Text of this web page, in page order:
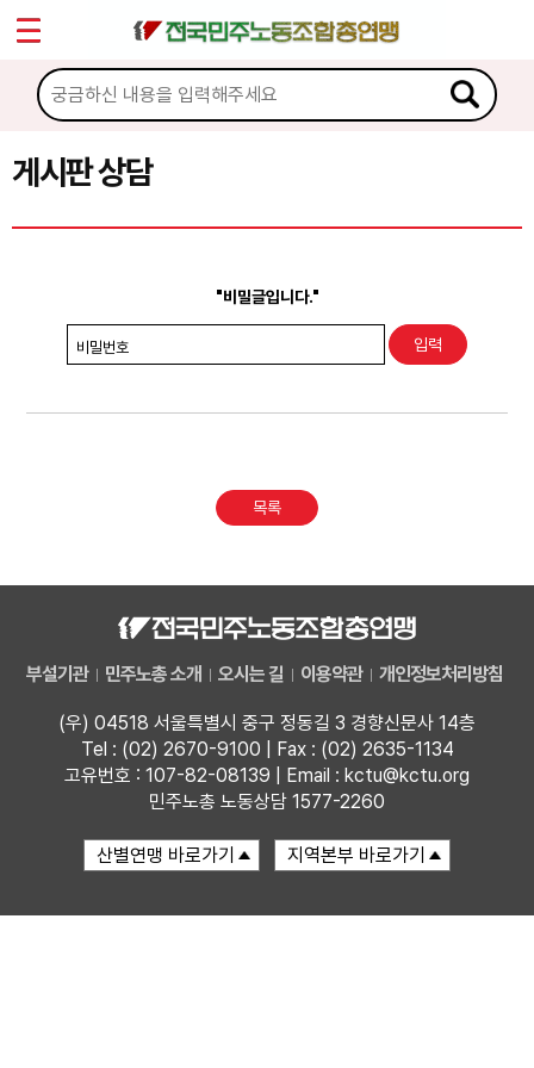
게시판 상담
"비밀글입니다."
비밀번호
목록
부설기관 민주노총 소개 오시는 길 이용약관 개인정보처리방침
(우) 04518 서울특별시 중구 정동길 3 경향신문사 14층
Tel : (02) 2670-9100 | Fax : (02) 2635-1134
고유번호 : 107-82-08139 | Email : kctu@kctu.org
민주노총 노동상담 1577-2260
마이페이지
소개
소식
노동상담
권리찾기수첩 검색
찾아보기
Sketchbook5, 스케치북5
Sketchbook5, 스케치북5